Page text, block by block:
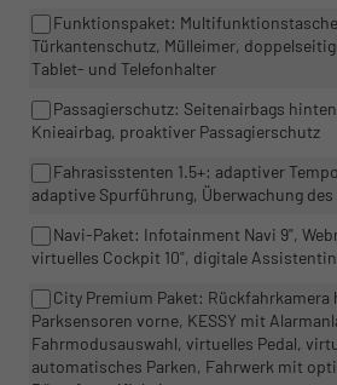
Funktionspaket:
Türkantenschutz, Mülleimer,
Tablet- und Telefonhalter
Passagierschutz: Seitenairbags
Knieairbag, proaktiver Passagierschutz
Fahrasisstenten 1.5+: adaptiver
adaptive Spurführung, Überwachung
Navi-Paket: Infotainment Navi 9",
virtuelles Cockpit 10", digitale
City Premium Paket: Rückfahrkamera
Parksensoren vorne, KESSY mit
Fahrmodusauswahl, virtuelles Pedal,
automatisches Parken, Fahrwerk mit